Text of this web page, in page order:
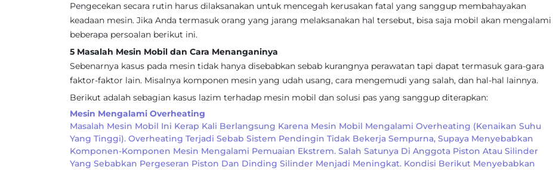
Pengecekan secara rutin harus dilaksanakan untuk mencegah kerusakan fatal yang sanggup membahayakan
keadaan mesin. Jika Anda termasuk orang yang jarang melaksanakan hal tersebut, bisa saja mobil akan mengalami
beberapa persoalan berikut ini.
5 Masalah Mesin Mobil dan Cara Menanganinya
Sebenarnya kasus pada mesin tidak hanya disebabkan sebab kurangnya perawatan tapi dapat termasuk gara-gara
faktor-faktor lain. Misalnya komponen mesin yang udah usang, cara mengemudi yang salah, dan hal-hal lainnya.
Berikut adalah sebagian kasus lazim terhadap mesin mobil dan solusi pas yang sanggup diterapkan:
Mesin Mengalami Overheating
Masalah Mesin Mobil Ini Kerap Kali Berlangsung Karena Mesin Mobil Mengalami Overheating (kenaikan Suhu
Yang Tinggi). Overheating Terjadi Sebab Sistem Pendingin Tidak Bekerja Sempurna, Supaya Menyebabkan
Komponen-Komponen Mesin Mengalami Pemuaian Ekstrem. Salah Satunya Di Anggota Piston Atau Silinder
Yang Sebabkan Pergeseran Piston Dan Dinding Silinder Menjadi Meningkat. Kondisi Berikut Menyebabkan